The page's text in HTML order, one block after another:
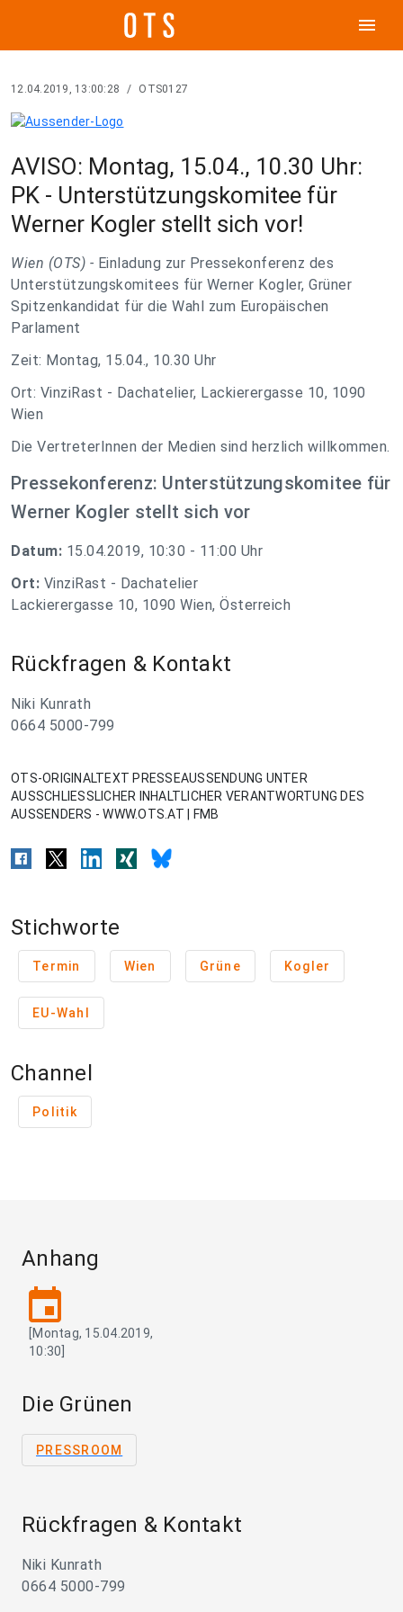
menu
12.04.2019, 13:00:28 / OTS0127
AVISO: Montag, 15.04., 10.30 Uhr:
PK - Unterstützungskomitee für
Werner Kogler stellt sich vor!
Wien (OTS) - Einladung zur Pressekonferenz des
Unterstützungskomitees für Werner Kogler, Grüner
Spitzenkandidat für die Wahl zum Europäischen
Parlament
Zeit: Montag, 15.04., 10.30 Uhr
Ort: VinziRast - Dachatelier, Lackierergasse 10, 1090
Wien
Die VertreterInnen der Medien sind herzlich willkommen.
Pressekonferenz: Unterstützungskomitee für
Werner Kogler stellt sich vor
Datum: 15.04.2019, 10:30 - 11:00 Uhr
Ort: VinziRast - Dachatelier
Lackierergasse 10, 1090 Wien, Österreich
Rückfragen & Kontakt
Niki Kunrath
0664 5000-799
OTS-ORIGINALTEXT PRESSEAUSSENDUNG UNTER
AUSSCHLIESSLICHER INHALTLICHER VERANTWORTUNG DES
AUSSENDERS - WWW.OTS.AT | FMB
Stichworte
Termin Wien Grüne Kogler
EU-Wahl
Channel
Politik
Anhang
event
[Montag, 15.04.2019,
10:30]
Die Grünen
PRESSROOM
Rückfragen & Kontakt
Niki Kunrath
0664 5000-799